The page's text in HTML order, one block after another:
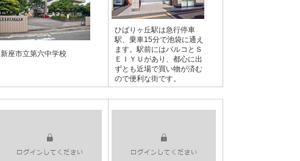
新座市立第六中学校
ひばりヶ丘駅は急行停車
駅、乗車15分で池袋に通え
ます。駅前にはパルコとＳ
ＥＩＹＵがあり、都心に出
ずとも近場で買い物が済む
ので便利な街です。